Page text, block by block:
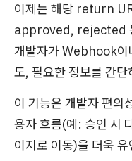
이제는 해당 return
approved, rejected
개발자가 Webhook이
도, 필요한 정보를 간
이 기능은 개발자 편의
용자 흐름(예: 승인 시
이지로 이동)을 더욱